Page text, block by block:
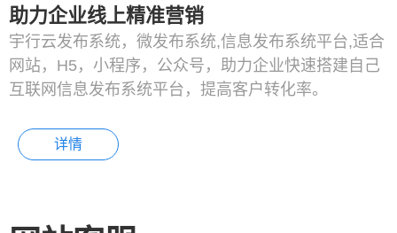
助力企业线上精准营销
宇行云发布系统，微发布系统,信息发布系统平台,适合
网站，H5，小程序，公众号，助力企业快速搭建自己
互联网信息发布系统平台，提高客户转化率。
详情